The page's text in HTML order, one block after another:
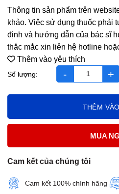
Thanh Nhiệt ECOSUN - Hỗ Trợ
THÊM
MUA
Thông tin sản phẩm trên
khảo. Việc sử dụng thuốc phải
định và hướng dẫn của bác sĩ
thắc mắc xin liên hệ hotline
Cam kết của chúng tôi
Cam kết 100% chính hãng
Thêm vào yêu thích